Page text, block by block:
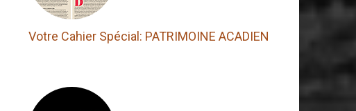
Votre Cahier Spécial: PATRIMOINE ACADIEN